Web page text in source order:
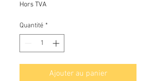
Hors TVA
Quantité *
Ajouter au panier